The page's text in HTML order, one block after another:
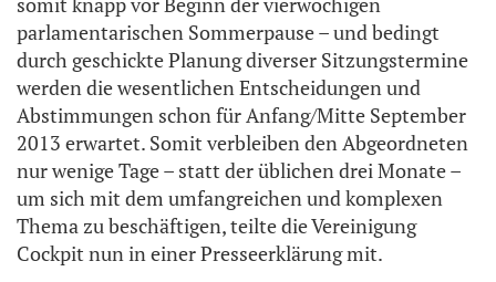
parlamentarischen Sommerpause – und bedingt
durch geschickte Planung diverser Sitzungstermine
werden die wesentlichen Entscheidungen und
Abstimmungen schon für Anfang/Mitte September
2013 erwartet. Somit verbleiben den Abgeordneten
nur wenige Tage – statt der üblichen drei Monate –
um sich mit dem umfangreichen und komplexen
Thema zu beschäftigen, teilte die Vereinigung
Cockpit nun in einer Presseerklärung mit.